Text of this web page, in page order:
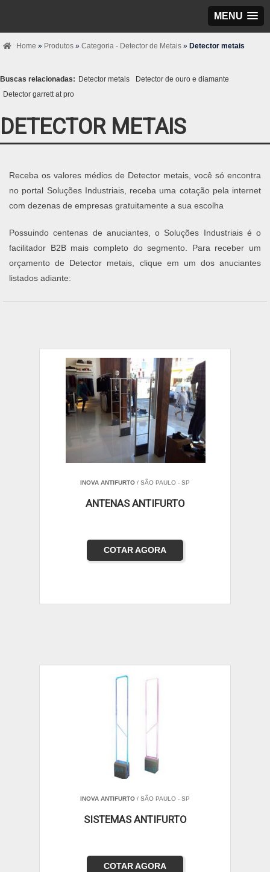
MENU
Home » Produtos » Categoria - Detector de Metais » Detector metais
Buscas relacionadas: Detector metais
Detector de ouro e diamante
Detector garrett at pro
DETECTOR METAIS
Receba os valores médios de Detector metais, você só encontra
no portal Soluções Industriais, receba uma cotação pela internet
com dezenas de empresas gratuitamente a sua escolha
Possuindo centenas de anuciantes, o Soluções Industriais é o
facilitador B2B mais completo do segmento. Para receber um
orçamento de Detector metais, clique em um dos anuciantes
listados adiante:
INOVA ANTIFURTO / SÃO PAULO - SP
ANTENAS ANTIFURTO
COTAR AGORA
INOVA ANTIFURTO / SÃO PAULO - SP
SISTEMAS ANTIFURTO
COTAR AGORA